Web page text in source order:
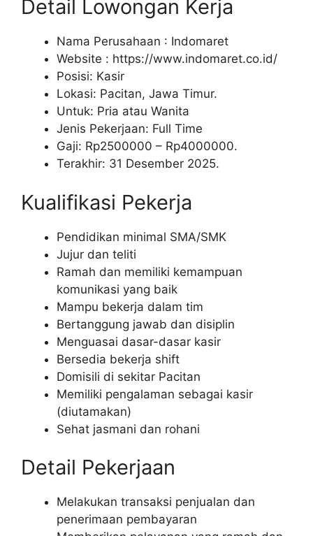
Detail Lowongan Kerja
Nama Perusahaan : Indomaret
Website : https://www.indomaret.co.id/
Posisi: Kasir
Lokasi: Pacitan, Jawa Timur.
Untuk: Pria atau Wanita
Jenis Pekerjaan: Full Time
Gaji: Rp2500000 – Rp4000000.
Terakhir: 31 Desember 2025.
Kualifikasi Pekerja
Pendidikan minimal SMA/SMK
Jujur dan teliti
Ramah dan memiliki kemampuan
komunikasi yang baik
Mampu bekerja dalam tim
Bertanggung jawab dan disiplin
Menguasai dasar-dasar kasir
Bersedia bekerja shift
Domisili di sekitar Pacitan
Memiliki pengalaman sebagai kasir
(diutamakan)
Sehat jasmani dan rohani
Detail Pekerjaan
Melakukan transaksi penjualan dan
penerimaan pembayaran